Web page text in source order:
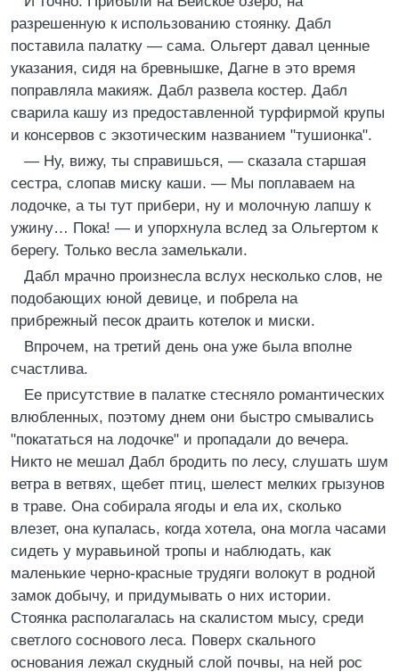
разрешенную к использованию стоянку. Дабл
поставила палатку — сама. Ольгерт давал ценные
указания, сидя на бревнышке, Дагне в это время
поправляла макияж. Дабл развела костер. Дабл
сварила кашу из предоставленной турфирмой крупы
и консервов с экзотическим названием "тушионка".
— Ну, вижу, ты справишься, — сказала старшая
сестра, слопав миску каши. — Мы поплаваем на
лодочке, а ты тут прибери, ну и молочную лапшу к
ужину… Пока! — и упорхнула вслед за Ольгертом к
берегу. Только весла замелькали.
Дабл мрачно произнесла вслух несколько слов, не
подобающих юной девице, и побрела на
прибрежный песок драить котелок и миски.
Впрочем, на третий день она уже была вполне
счастлива.
Ее присутствие в палатке стесняло романтических
влюбленных, поэтому днем они быстро смывались
"покататься на лодочке" и пропадали до вечера.
Никто не мешал Дабл бродить по лесу, слушать шум
ветра в ветвях, щебет птиц, шелест мелких грызунов
в траве. Она собирала ягоды и ела их, сколько
влезет, она купалась, когда хотела, она могла часами
сидеть у муравьиной тропы и наблюдать, как
маленькие черно-красные трудяги волокут в родной
замок добычу, и придумывать о них истории.
Стоянка располагалась на скалистом мысу, среди
светлого соснового леса. Поверх скального
основания лежал скудный слой почвы, на ней рос